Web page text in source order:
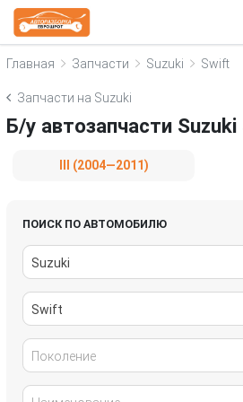
Главная Запчасти Suzuki Swift
Запчасти на Suzuki
Б/у автозапчасти
III (2004—2011)
ПОИСК ПО АВТОМОБИЛЮ
Suzuki
Swift
Поколение